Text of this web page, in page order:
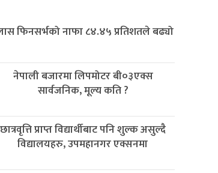
फिनसर्भको नाफा ८४.४५ प्रतिशतले बढ्यो
नेपाली बजारमा लिपमोटर बी०३एक्स
सार्वजनिक, मूल्य कति ?
छात्रवृत्ति प्राप्त विद्यार्थीबाट पनि शुल्क असुल्दै
विद्यालयहरु, उपमहानगर एक्सनमा